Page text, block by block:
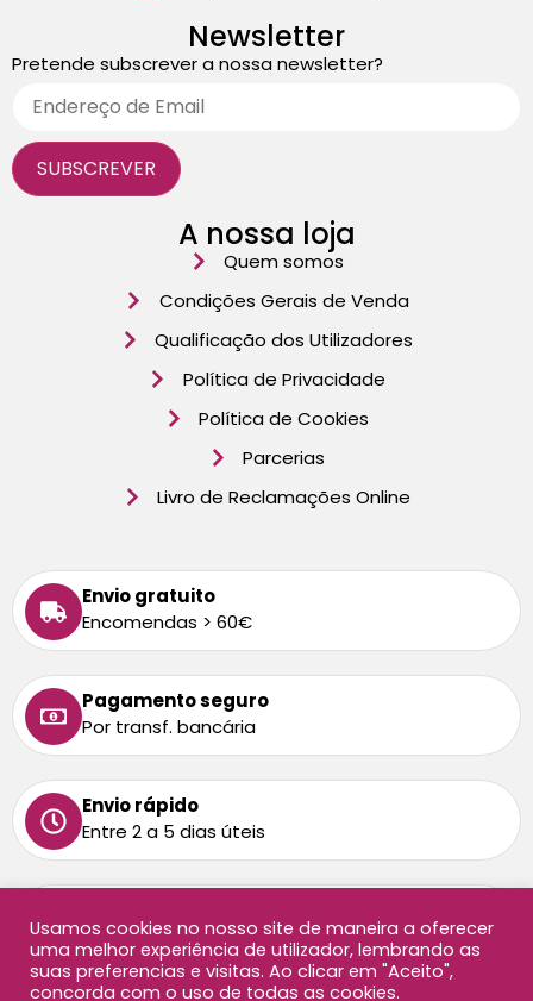
Newsletter
Pretende subscrever a nossa newsletter?
A nossa loja
Quem somos
Condições Gerais de Venda
Qualificação dos Utilizadores
Política de Privacidade
Política de Cookies
Parcerias
Livro de Reclamações Online
Envio gratuito
Encomendas > 60€
Pagamento seguro
Por transf. bancária
Envio rápido
Entre 2 a 5 dias úteis
Ligue-nos: 213 872 458
Chamada para rede fixa nacional
Usamos cookies no nosso site de maneira a oferecer
uma melhor experiência de utilizador, lembrando as
suas preferencias e visitas. Ao clicar em "Aceito",
concorda com o uso de todas as cookies.